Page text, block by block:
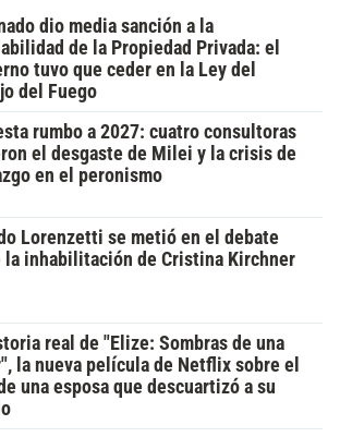
dio media sanción a la
de la Propiedad Privada: el
tuvo que ceder en la Ley del
del Fuego
rumbo a 2027: cuatro consultoras
el desgaste de Milei y la crisis de
en el peronismo
Lorenzetti se metió en el debate
la inhabilitación de Cristina Kirchner
real de "Elize: Sombras de una
la nueva película de Netflix sobre el
una esposa que descuartizó a su